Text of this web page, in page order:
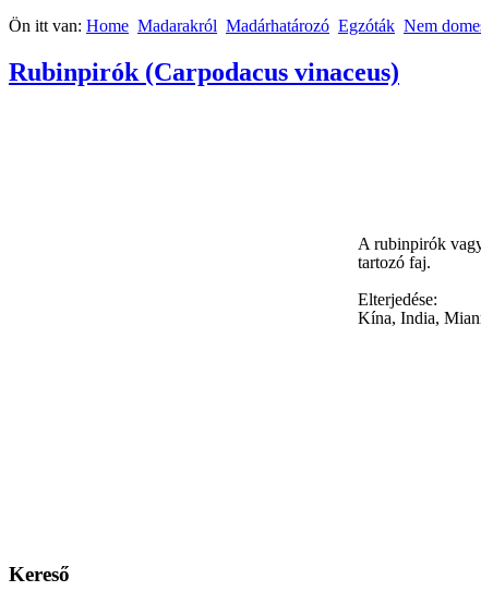
Ön itt van: Home Madarakról Madárhatározó Egzóták Nem
Rubinpirók (Carpodacus vinaceus)
A rubinpirók
tartozó faj.
Elterjedése:
Kína, India,
Kereső